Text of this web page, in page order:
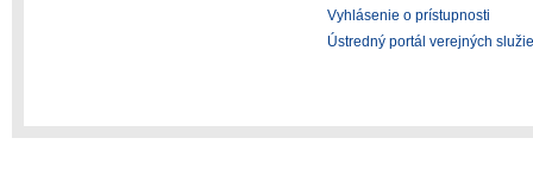
Vyhlásenie o prístupnosti
Ústredný portál verejných